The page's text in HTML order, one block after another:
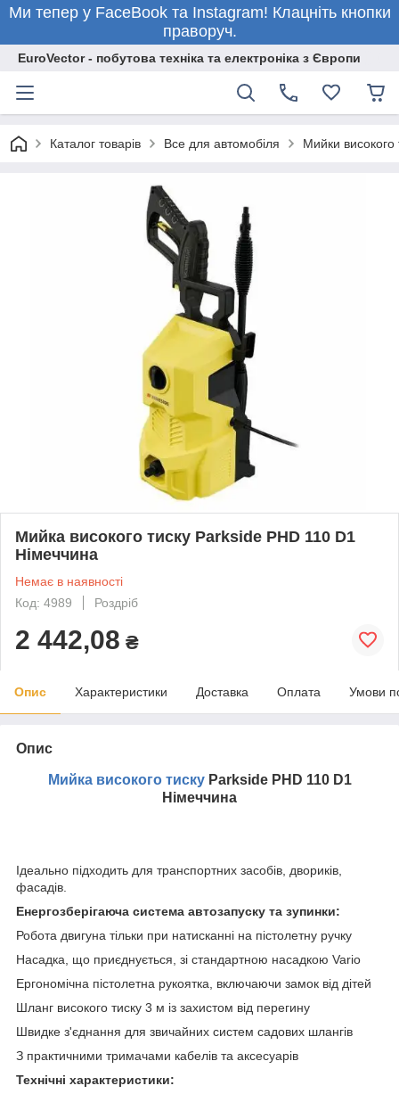
Ми тепер у FaceBook та Instagram! Клацніть кнопки
праворуч.
EuroVector - побутова техніка та електроніка з Європи
Каталог товарів Все для автомобіля Мийки високого
Мийка високого тиску Parkside PHD 110 D1
Німеччина
Немає в наявності
Код: 4989
Роздріб
2 442,08 ₴
Опис Характеристики Доставка Оплата Умови
Опис
Мийка високого тискуParkside PHD 110 D1
Німеччина
Ідеально підходить для транспортних засобів, двориків,
фасадів.
Енергозберігаюча система автозапуску та зупинки:
Робота двигуна тільки при натисканні на пістолетну ручку
Насадка, що приєднується, зі стандартною насадкою Vario
Ергономічна пістолетна рукоятка, включаючи замок від дітей
Шланг високого тиску 3 м із захистом від перегину
Швидке з'єднання для звичайних систем садових шлангів
З практичними тримачами кабелів та аксесуарів
Технічні характеристики: